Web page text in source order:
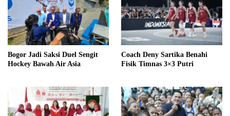
Bogor Jadi Saksi Duel Sengit
Hockey Bawah Air Asia
Coach Deny Sartika Benahi
Fisik Timnas 3×3 Putri